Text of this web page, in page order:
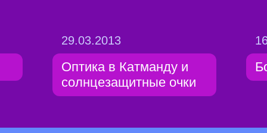
29.03.2013
Оптика в Катманду и
солнцезащитные очки